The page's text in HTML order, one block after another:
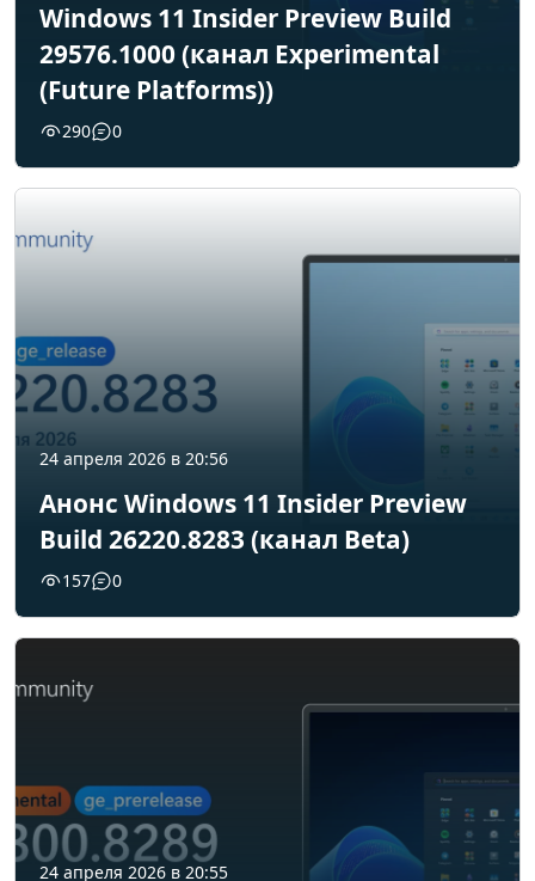
Windows 11 Insider Preview Build
29576.1000 (канал Experimental
(Future Platforms))
290 0
24 апреля 2026 в 20:56
Анонс Windows 11 Insider Preview
Build 26220.8283 (канал Beta)
157 0
24 апреля 2026 в 20:55